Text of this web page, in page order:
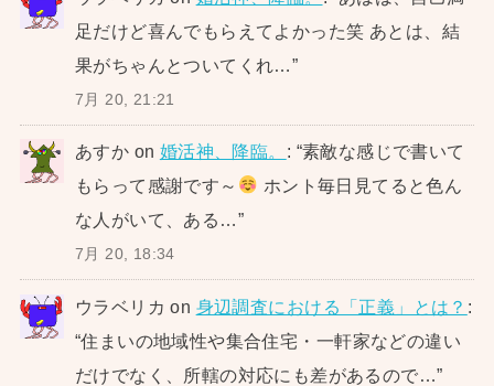
足だけど喜んでもらえてよかった笑 あとは、結
果がちゃんとついてくれ…”
7月 20, 21:21
あすか on 婚活神、降臨。 : “素敵な感じで書いて
もらって感謝です～
ホント毎日見てると色ん
な人がいて、ある…”
7月 20, 18:34
ウラベリカ on 身辺調査における「正義」とは？ :
“住まいの地域性や集合住宅・一軒家などの違い
だけでなく、所轄の対応にも差があるので…”